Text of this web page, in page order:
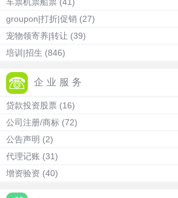
groupon|打折|促销 (27)
宠物领寄养|转让 (39)
培训|招生 (846)
企业服务
贷款投资股票 (16)
公司注册/商标 (72)
公告声明 (2)
代理记账 (31)
增资验资 (40)